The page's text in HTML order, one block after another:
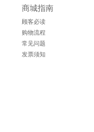
商城指南
顾客必读
购物流程
常见问题
发票须知